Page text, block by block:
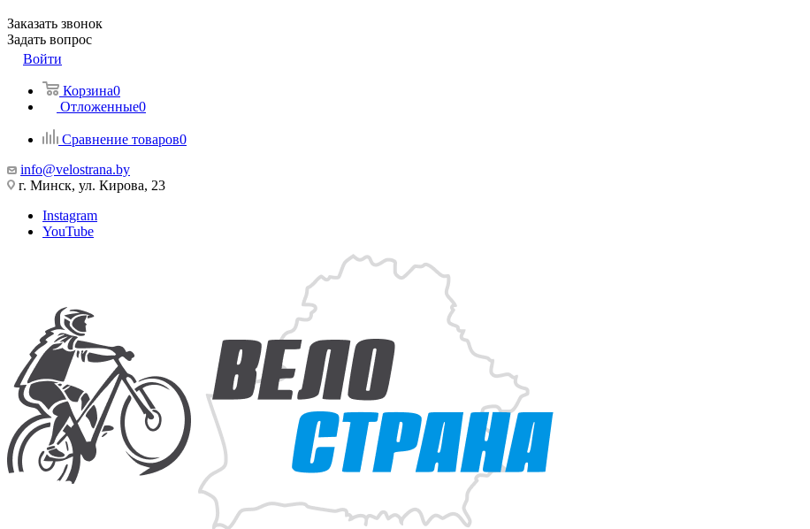
Заказать звонок
Задать вопрос
Войти
Корзина0
Отложенные0
Сравнение товаров0
info@velostrana.by
г. Минск, ул. Кирова, 23
Instagram
YouTube